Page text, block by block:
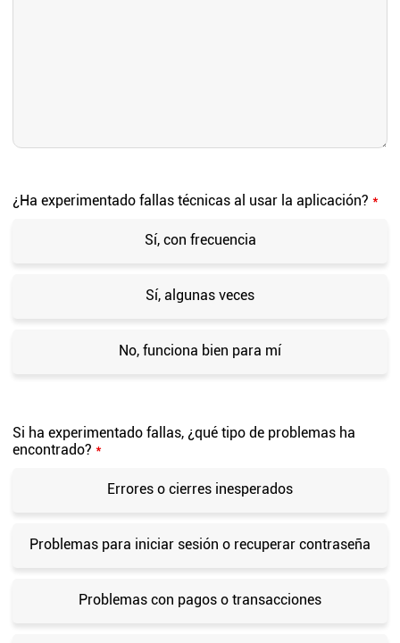
¿Ha experimentado fallas técnicas al usar la aplicación? *
Sí, con frecuencia
Sí, algunas veces
No, funciona bien para mí
Si ha experimentado fallas, ¿qué tipo de problemas ha
encontrado? *
Errores o cierres inesperados
Problemas para iniciar sesión o recuperar contraseña
Problemas con pagos o transacciones